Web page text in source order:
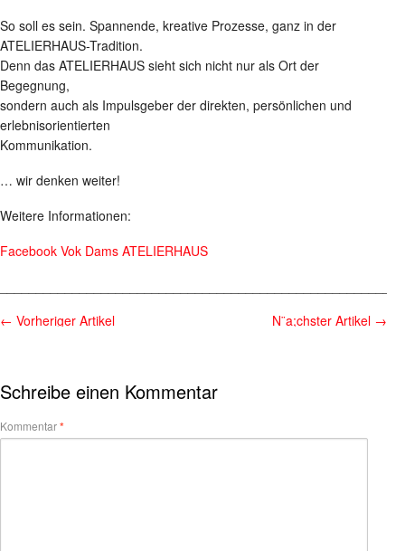
So soll es sein. Spannende, kreative Prozesse, ganz in der
ATELIERHAUS-Tradition.
Denn das ATELIERHAUS sieht sich nicht nur als Ort der
Begegnung,
sondern auch als Impulsgeber der direkten, persönlichen und
erlebnisorientierten
Kommunikation.
… wir denken weiter!
Weitere Informationen:
Facebook Vok Dams ATELIERHAUS
← Vorheriger Artikel N¨a;chster Artikel →
Schreibe einen Kommentar
Kommentar*